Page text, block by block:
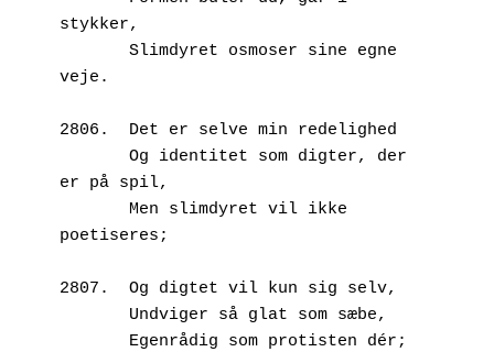
stykker,
veje.
2806.  Det er selve min redelighed
er på spil,
poetiseres;
2807.  Og digtet vil kun sig selv,
       Undviger så glat som sæbe,
       Egenrådig som protisten dér;